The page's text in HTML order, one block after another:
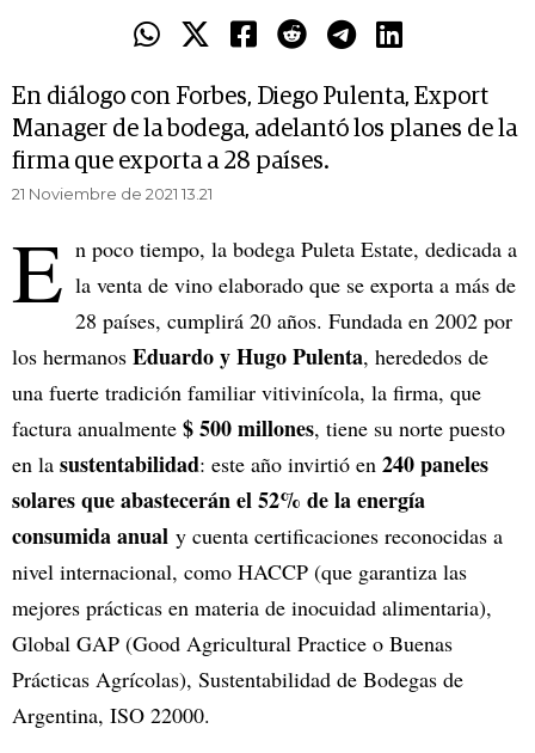
En diálogo con Forbes, Diego Pulenta, Export
Manager de la bodega, adelantó los planes de la
firma que exporta a 28 países.
21 Noviembre de 2021 13.21
E n poco tiempo, la bodega Puleta Estate, dedicada a
la venta de vino elaborado que se exporta a más de
28 países, cumplirá 20 años. Fundada en 2002 por
los hermanos Eduardo y Hugo Pulenta, herededos de
una fuerte tradición familiar vitivinícola, la firma, que
factura anualmente $ 500 millones, tiene su norte puesto
en la sustentabilidad: este año invirtió en 240 paneles
solares que abastecerán el 52% de la energía
consumida anual y cuenta certificaciones reconocidas a
nivel internacional, como HACCP (que garantiza las
mejores prácticas en materia de inocuidad alimentaria),
Global GAP (Good Agricultural Practice o Buenas
Prácticas Agrícolas), Sustentabilidad de Bodegas de
Argentina, ISO 22000.